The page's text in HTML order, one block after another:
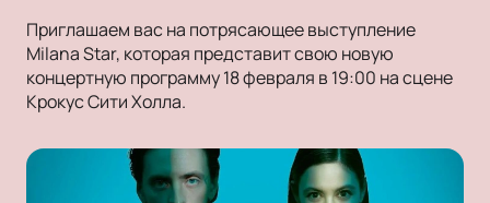
Приглашаем вас на потрясающее выступление
Milana Star, которая представит свою новую
концертную программу 18 февраля в 19:00 на сцене
Крокус Сити Холла.